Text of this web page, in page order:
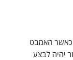
כאשר האמבט
יהיה לבצע